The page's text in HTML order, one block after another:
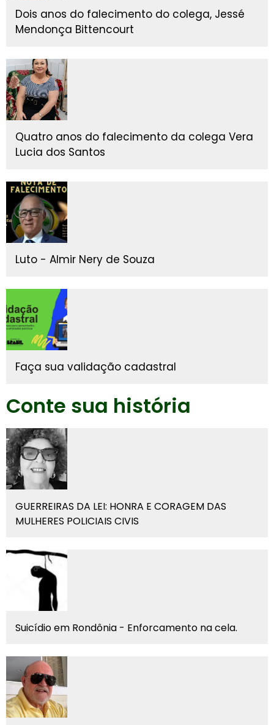
Dois anos do falecimento do colega, Jessé
Mendonça Bittencourt
Quatro anos do falecimento da colega Vera
Lucia dos Santos
Luto - Almir Nery de Souza
Faça sua validação cadastral
Conte sua história
GUERREIRAS DA LEI: HONRA E CORAGEM DAS
MULHERES POLICIAIS CIVIS
Suicídio em Rondônia - Enforcamento na cela.